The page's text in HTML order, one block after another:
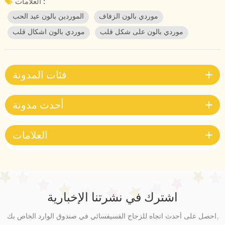
... بالونات! أفكار ديكور بالون ليوم عيد الحب الفاخر احتفل بيوم عيد الحب
مع مجموعتنا الرائعة من البالونات ذات الطابع الرائع. نضمن أن ترسل
القلوب ترفرفًا في هذا الموسم الرومانسي ، يمكن تخصيص جميع بالوناتنا
من أجل تلك اللمسة الخاصة الإضافية. إنها هدية رائعة ومفاجأة ويمكن
التاريخ المختار. في منشور المدونة هذا ، نشارك بالونات عيد الحب المفضلة
لدينا والتي تعتبر مثالية للأيام الأكثر شعبية في العام. إليك بعض أفكار
البالون. دعنا نبدأ العمل ، مع البالونات وقليل من الإبداع ، ستكون النتيجة
رائعة! -مفاجآت بالون اللاتكس على شكل قلب أصبحت البالونات جزءًا من
بالونات للاحتفال بعيد الحب ، ولا يمكن تركها وراءنا. لهذا السبب لا يمكن
تفويت وجود بالونات على شكل قلب خاصة في هذا التاريخ ، لأنها طريقة
وألوان مختلفة وحتى مع وجود عدة رسائل ، يمكن أن تكون النتيجة رائعة.
يمكن أيضًا نفخ هذه البالونات بالهيليوم وبالتالي تظل معلقة في الهواء.
-بالون مع رسالة: إذن ، بسيط ومباشر. بالون قلب كبير من القصدير لكتابة
رسالتك الشخصية والرومانسية. لذا تسلح بالعلامات والإلهام. - قوس
الموردين بالون عيد الحب موردي بالون الزفاف
موردي بالون اشكال قلب موردي بالون على شكل قلب
فئات المدونة
أحدث مدونة
العلامات
اشترك في نشرتنا الإخبارية
احصل على أحدث اتجاه للزجاج الفسيفسائي في صندوق الوارد الخاص بك.